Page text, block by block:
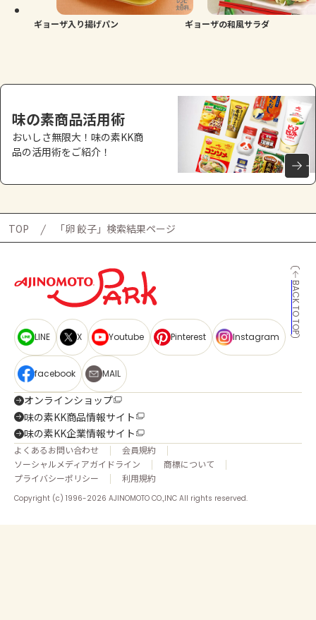
ギョーザ入り揚げパン ギョーザの和風サラダ
味の素商品活用術
おいしさ無限大！味の素KK商
品の活用術をご紹介！
TOP 「卵 餃子」検索結果ページ
BACK TO TOP
LINE X Youtube Pinterest Instagram
facebook MAIL
オンラインショップ
味の素KK商品情報サイト
味の素KK企業情報サイト
よくあるお問い合わせ
会員規約
ソーシャルメディアガイドライン
商標について
プライバシーポリシー
利用規約
Copyright (c) 1996-2026 AJINOMOTO CO.,INC All rights reserved.